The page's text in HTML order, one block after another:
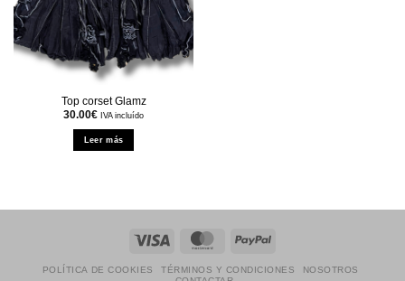
Top corset Glamz
30.00€ IVA incluído
Leer más
MasterCardPayPal
POLÍTICA DE COOKIES TÉRMINOS Y CONDICIONES
NOSOTROS